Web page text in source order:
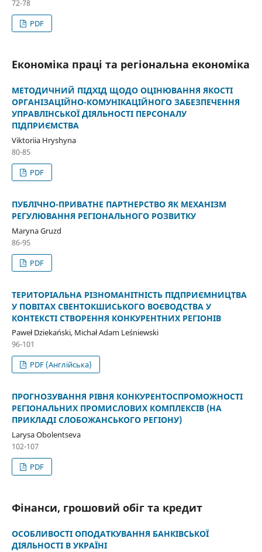
72-78
PDF
Економіка праці та регіональна економіка
МЕТОДИЧНИЙ ПІДХІД ЩОДО ОЦІНЮВАННЯ ЯКОСТІ
ОРГАНІЗАЦІЙНО-КОМУНІКАЦІЙНОГО ЗАБЕЗПЕЧЕННЯ
УПРАВЛІНСЬКОЇ ДІЯЛЬНОСТІ ПЕРСОНАЛУ
ПІДПРИЄМСТВА
Viktoriia Hryshyna
80-85
PDF
ПУБЛІЧНО-ПРИВАТНЕ ПАРТНЕРСТВО ЯК МЕХАНІЗМ
РЕГУЛЮВАННЯ РЕГІОНАЛЬНОГО РОЗВИТКУ
Maryna Gruzd
86-95
PDF
ТЕРИТОРІАЛЬНА РІЗНОМАНІТНІСТЬ ПІДПРИЄМНИЦТВА
У ПОВІТАХ СВЕНТОКШИСЬКОГО ВОЄВОДСТВА У
КОНТЕКСТІ СТВОРЕННЯ КОНКУРЕНТНИХ РЕГІОНІВ
Paweł Dziekański, Michał Adam Leśniewski
96-101
PDF (Англійська)
ПРОГНОЗУВАННЯ РІВНЯ КОНКУРЕНТОСПРОМОЖНОСТІ
РЕГІОНАЛЬНИХ ПРОМИСЛОВИХ КОМПЛЕКСІВ (НА
ПРИКЛАДІ СЛОБОЖАНСЬКОГО РЕГІОНУ)
Larysa Obolentseva
102-107
PDF
Фінанси, грошовий обіг та кредит
ОСОБЛИВОСТІ ОПОДАТКУВАННЯ БАНКІВСЬКОЇ
ДІЯЛЬНОСТІ В УКРАЇНІ